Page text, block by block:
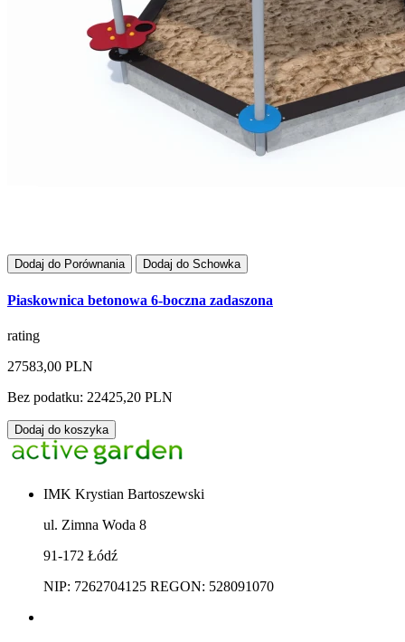
Dodaj do Porównania Dodaj do Schowka
Piaskownica betonowa 6-boczna zadaszona
rating
27583,00 PLN
Bez podatku: 22425,20 PLN
Dodaj do koszyka
IMK Krystian Bartoszewski
ul. Zimna Woda 8
91-172 Łódź
NIP: 7262704125 REGON: 528091070